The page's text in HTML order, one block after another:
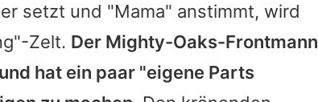
setzt und "Mama" anstimmt, wird
Zelt. Der Mighty-Oaks-Frontmann
hat ein paar "eigene Parts